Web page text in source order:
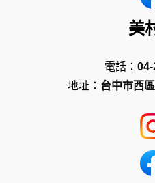
美
電話：
地址： 台中市西